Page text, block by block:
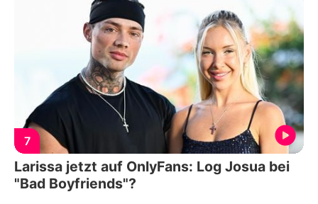
7
Larissa jetzt auf OnlyFans: Log Josua bei
"Bad Boyfriends"?